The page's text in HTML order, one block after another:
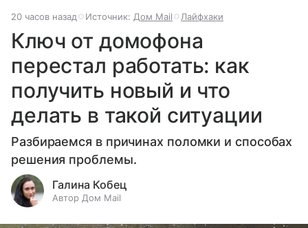
20 часов назад Источник: Дом Mail Лайфхаки
Ключ от домофона
перестал работать: как
получить новый и что
делать в такой ситуации
Разбираемся в причинах поломки и способах
решения проблемы.
Галина Кобец
Автор Дом Mail